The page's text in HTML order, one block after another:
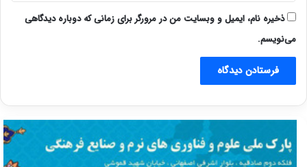
ذخیره نام، ایمیل و وبسایت من در مرورگر برای زمانی که دوباره دیدگاهی
می‌نویسم.